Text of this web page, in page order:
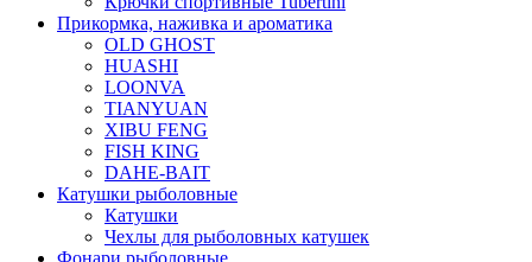
Прикормка, наживка и ароматика
OLD GHOST
HUASHI
LOONVA
TIANYUAN
XIBU FENG
FISH KING
DAHE-BAIT
Катушки рыболовные
Катушки
Чехлы для рыболовных катушек
Фонари рыболовные